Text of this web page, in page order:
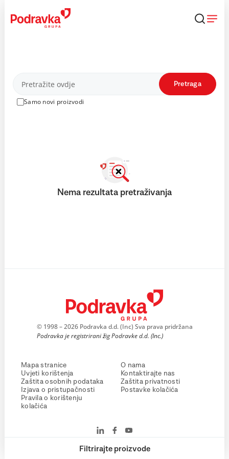
content
Proizvodi
Samo novi proizvodi
Pretraga
Filtrirajte proizvode
Nema rezultata pretraživanja
© 1998 – 2026 Podravka d.d. (Inc) Sva prava pridržana
Podravka je registrirani žig Podravke d.d. (Inc.)
Mapa stranice
Uvjeti korištenja
Zaštita osobnih podataka
Izjava o pristupačnosti
Pravila o korištenju
kolačića
O nama
Kontaktirajte nas
Zaštita privatnosti
Postavke kolačića